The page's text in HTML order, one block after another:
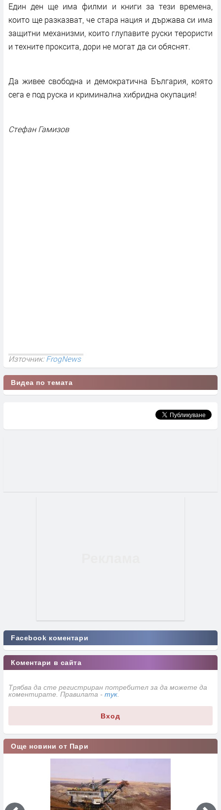
Един ден ще има филми и книги за тези времена,
които ще разказват, че стара нация и държава си има
защитни механизми, които глупавите руски терористи
и техните проксита, дори не могат да си обяснят.
Да живее свободна и демократична България, която
сега е под руска и криминална хибридна окупация!
Стефан Гамизов
Източник:FrogNews
Видеа по темата
Facebook коментари
Коментари в сайта
Трябва да сте регистриран потребител за да можете да
коментирате. Правилата - тук
Вход
Още новини от Пари